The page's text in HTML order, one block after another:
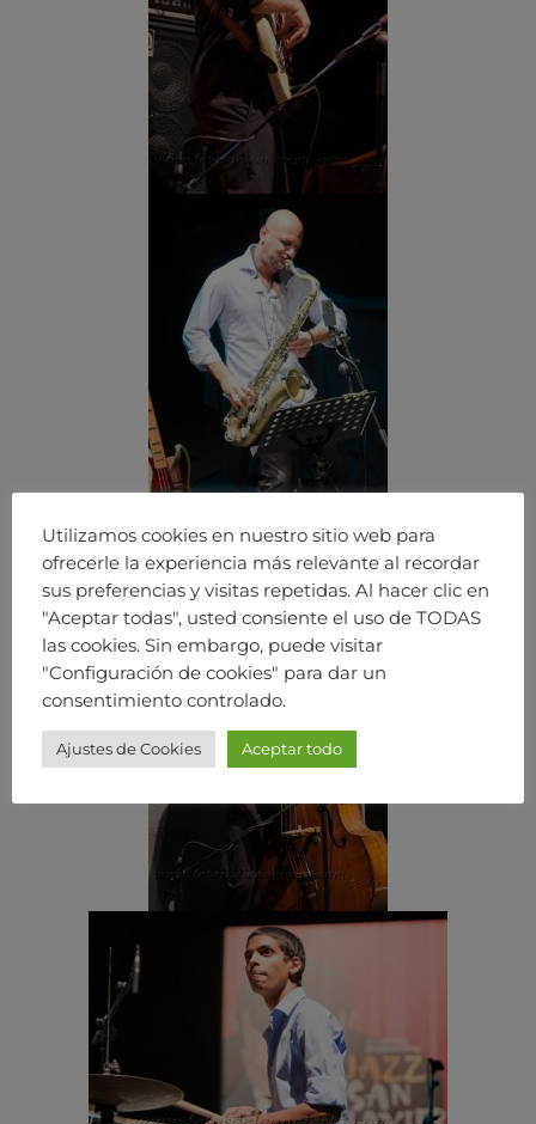
Utilizamos cookies en nuestro sitio web para
ofrecerle la experiencia más relevante al recordar
sus preferencias y visitas repetidas. Al hacer clic en
"Aceptar todas", usted consiente el uso de TODAS
las cookies. Sin embargo, puede visitar
"Configuración de cookies" para dar un
consentimiento controlado.
Ajustes de Cookies Aceptar todo